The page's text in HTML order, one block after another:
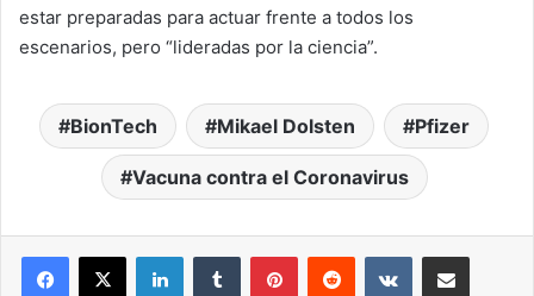
estar preparadas para actuar frente a todos los
escenarios, pero “lideradas por la ciencia”.
BionTech Mikael Dolsten Pfizer
Vacuna contra el Coronavirus
LinkedInTumblr PinterestReddit VKontakteCompartir por correo